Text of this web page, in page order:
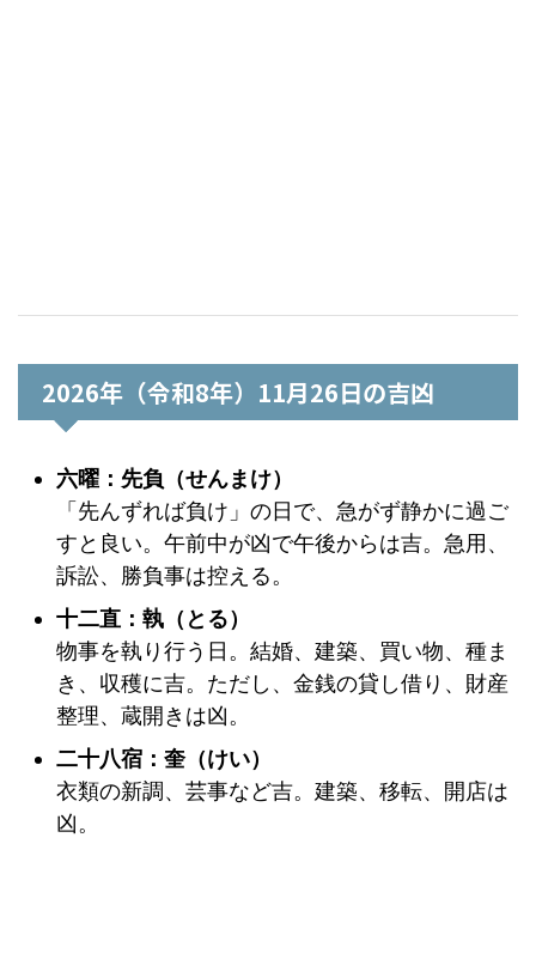
2026年（令和8年）11月26日の吉凶
六曜：先負（せんまけ）
「先んずれば負け」の日で、急がず静かに過ご
すと良い。午前中が凶で午後からは吉。急用、
訴訟、勝負事は控える。
十二直：執（とる）
物事を執り行う日。結婚、建築、買い物、種ま
き、収穫に吉。ただし、金銭の貸し借り、財産
整理、蔵開きは凶。
二十八宿：奎（けい）
衣類の新調、芸事など吉。建築、移転、開店は
凶。